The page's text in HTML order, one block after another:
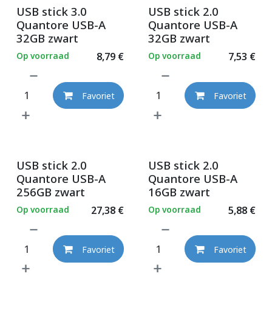
USB stick 3.0
Quantore USB-A
32GB zwart
8,79€
Op voorraad
Favoriet
USB stick 2.0
Quantore USB-A
32GB zwart
7,53 €
Op voorraad
Favoriet
USB stick 2.0
Quantore USB-A
256GB zwart
27,38€
Op voorraad
Favoriet
USB stick 2.0
Quantore USB-A
16GB zwart
5,88€
Op voorraad
Favoriet